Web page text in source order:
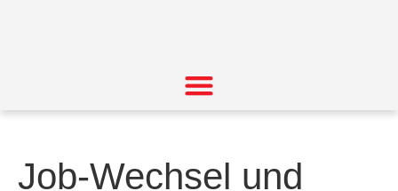
Job-Wechsel und